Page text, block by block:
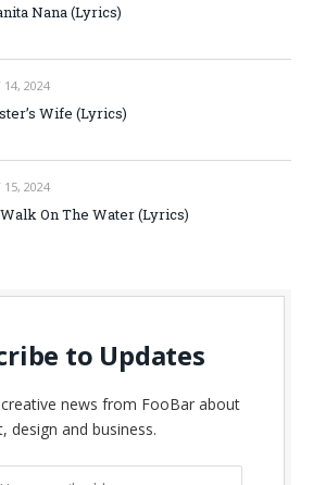
Nana (Lyrics)
14, 2024
Wife (Lyrics)
15, 2024
Walk On The Water (Lyrics)
to Updates
news from FooBar about
design and business.